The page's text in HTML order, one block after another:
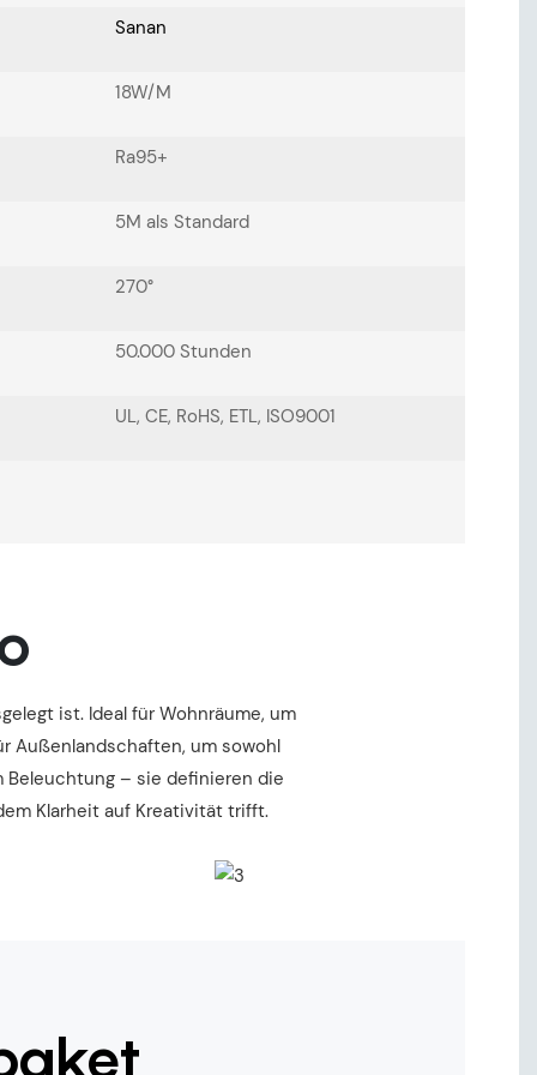
Sanan
18W/M
Ra95+
5M als Standard
270°
50.000 Stunden
UL, CE, RoHS, ETL, ISO9001
ist. Ideal für Wohnräume, um
Außenlandschaften, um sowohl
Beleuchtung – sie definieren die
Klarheit auf Kreativität trifft.